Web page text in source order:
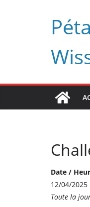
Date /
12/04/2025
Toute la